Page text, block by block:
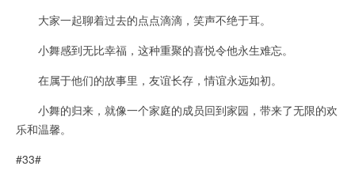
大家一起聊着过去的点点滴滴，笑声不绝于耳。
小舞感到无比幸福，这种重聚的喜悦令他永生难忘。
在属于他们的故事里，友谊长存，情谊永远如初。
小舞的归来，就像一个家庭的成员回到家园，带来了无限的欢
乐和温馨。
#33#